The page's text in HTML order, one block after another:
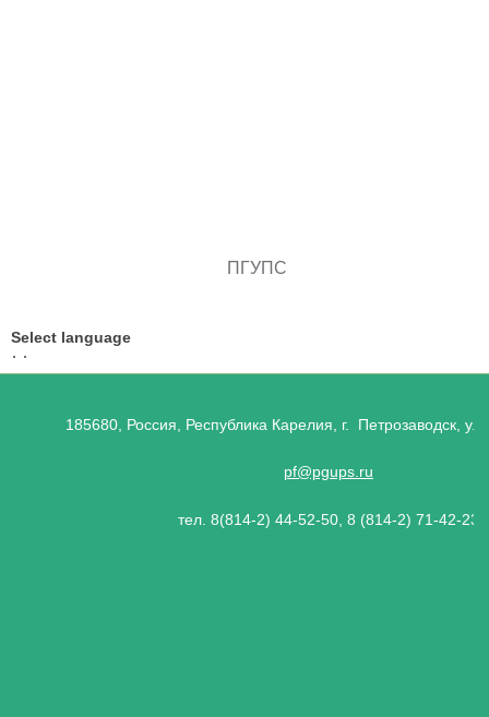
ПГУПС
Select language
185680, Россия, Республика Карелия, г. Петрозаводск,
pf@pgups.ru
тел. 8(814-2) 44-52-50, 8 (814-2) 71-42-23